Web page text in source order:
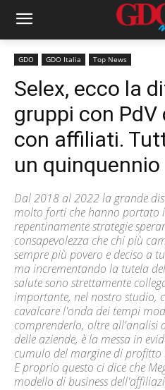
GDO GDO Italia Top News
Selex, ecco la
gruppi con
con affiliati.
un quinquennio
Dal 2018 al 2022 la grande
molto forti che hanno portato
repentinamente strategie
consapevolezza che chi più
sempre più povero e deciso a
ma incrementando la tutela
salute sono strettamente
importante, nel nostro studio,
cavalcare l'onda dei tempi
comprenderlo, oltre all'analisi
delle aziende, è la messa in
cumulo del margine di
E proprio questo ci dice che
modello di business